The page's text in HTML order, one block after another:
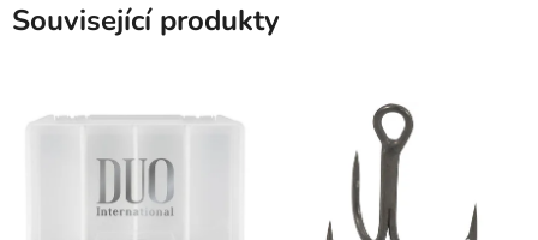
Související produkty